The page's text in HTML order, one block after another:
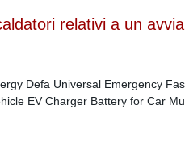
relativi a un